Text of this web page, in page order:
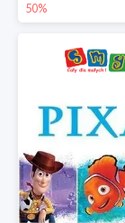
50%